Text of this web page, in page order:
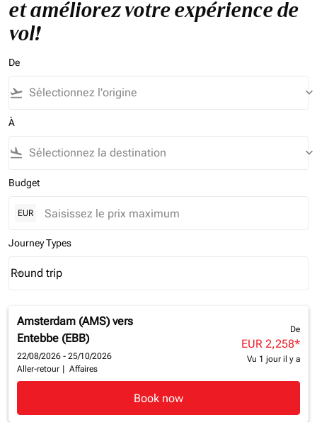
et améliorez votre expérience de
vol!
De
flight_takeoff keyboard_arrow_down
À
flight_land keyboard_arrow_down
Budget
EUR
Journey Types
Journey Types option Round trip Selected
Round trip
keyboard_arrow_down
Amsterdam (AMS) vers
Entebbe (EBB)
22/08/2026 - 25/10/2026
Aller-retour
Affaires
De
EUR 2,258*
Vu 1 jour il y a
Book now